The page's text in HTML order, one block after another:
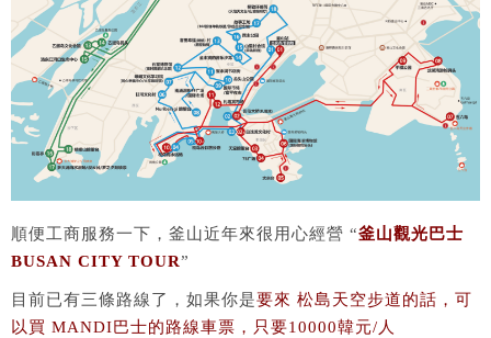
順便工商服務一下，釜山近年來很用心經營 “釜山觀光巴士
BUSAN CITY TOUR”
目前已有三條路線了，如果你是要來 松島天空步道的話，可
以買 MANDI巴士的路線車票，只要10000韓元/人